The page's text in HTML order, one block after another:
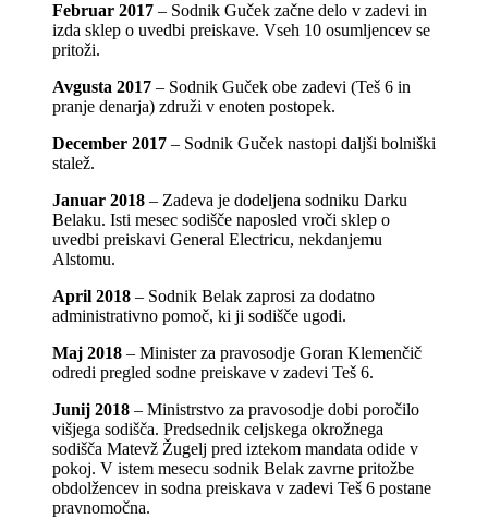
Februar 2017 – Sodnik Guček začne delo v zadevi in
izda sklep o uvedbi preiskave. Vseh 10 osumljencev se
pritoži.
Avgusta 2017 – Sodnik Guček obe zadevi (Teš 6 in
pranje denarja) združi v enoten postopek.
December 2017 – Sodnik Guček nastopi daljši bolniški
stalež.
Januar 2018 – Zadeva je dodeljena sodniku Darku
Belaku. Isti mesec sodišče naposled vroči sklep o
uvedbi preiskavi General Electricu, nekdanjemu
Alstomu.
April 2018 – Sodnik Belak zaprosi za dodatno
administrativno pomoč, ki ji sodišče ugodi.
Maj 2018 – Minister za pravosodje Goran Klemenčič
odredi pregled sodne preiskave v zadevi Teš 6.
Junij 2018 – Ministrstvo za pravosodje dobi poročilo
višjega sodišča. Predsednik celjskega okrožnega
sodišča Matevž Žugelj pred iztekom mandata odide v
pokoj. V istem mesecu sodnik Belak zavrne pritožbe
obdolžencev in sodna preiskava v zadevi Teš 6 postane
pravnomočna.